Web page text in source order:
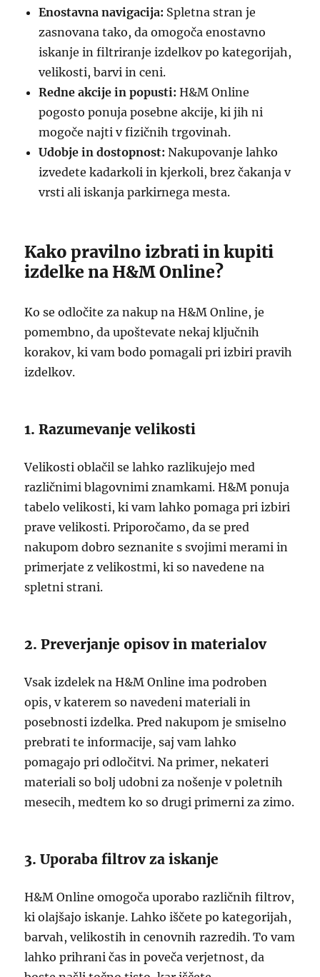
Enostavna navigacija: Spletna stran je
zasnovana tako, da omogoča enostavno
iskanje in filtriranje izdelkov po kategorijah,
velikosti, barvi in ceni.
Redne akcije in popusti: H&M Online
pogosto ponuja posebne akcije, ki jih ni
mogoče najti v fizičnih trgovinah.
Udobje in dostopnost: Nakupovanje lahko
izvedete kadarkoli in kjerkoli, brez čakanja v
vrsti ali iskanja parkirnega mesta.
Kako pravilno izbrati in kupiti
izdelke na H&M Online?
Ko se odločite za nakup na H&M Online, je
pomembno, da upoštevate nekaj ključnih
korakov, ki vam bodo pomagali pri izbiri pravih
izdelkov.
1. Razumevanje velikosti
Velikosti oblačil se lahko razlikujejo med
različnimi blagovnimi znamkami. H&M ponuja
tabelo velikosti, ki vam lahko pomaga pri izbiri
prave velikosti. Priporočamo, da se pred
nakupom dobro seznanite s svojimi merami in
primerjate z velikostmi, ki so navedene na
spletni strani.
2. Preverjanje opisov in materialov
Vsak izdelek na H&M Online ima podroben
opis, v katerem so navedeni materiali in
posebnosti izdelka. Pred nakupom je smiselno
prebrati te informacije, saj vam lahko
pomagajo pri odločitvi. Na primer, nekateri
materiali so bolj udobni za nošenje v poletnih
mesecih, medtem ko so drugi primerni za zimo.
3. Uporaba filtrov za iskanje
H&M Online omogoča uporabo različnih filtrov,
ki olajšajo iskanje. Lahko iščete po kategorijah,
barvah, velikostih in cenovnih razredih. To vam
lahko prihrani čas in poveča verjetnost, da